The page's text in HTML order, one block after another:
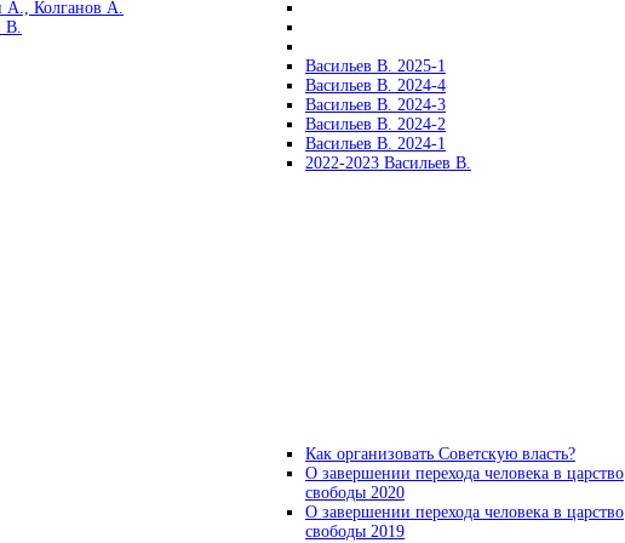
А., Колганов А.
В.
Васильев В. 2025-1
Васильев В. 2024-4
Васильев В. 2024-3
Васильев В. 2024-2
Васильев В. 2024-1
2022-2023 Васильев В.
Как организовать Советскую власть?
О завершении перехода человека в царство
свободы 2020
О завершении перехода человека в царство
свободы 2019